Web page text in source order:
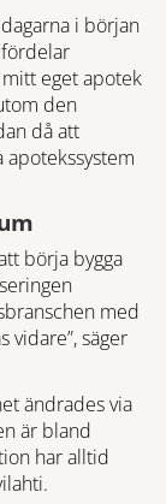
i början
eget apotek
den
då att
apotekssystem
börja bygga
med
vidare”, säger
ändrades via
är bland
har alltid